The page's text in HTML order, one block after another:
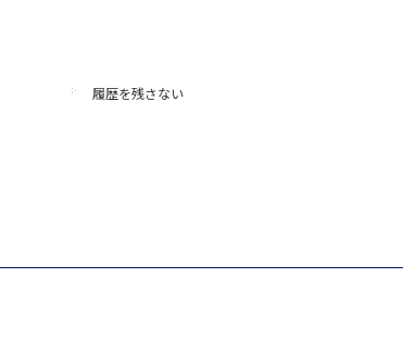
履歴を残さない